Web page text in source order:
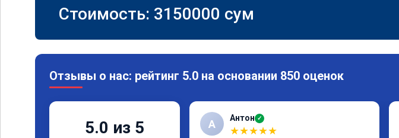
Стоимость: 3150000 сум
Отзывы о нас: рейтинг 5.0 на основании 850 оценок
5.0 из 5 А Антон ✓
★★★★★